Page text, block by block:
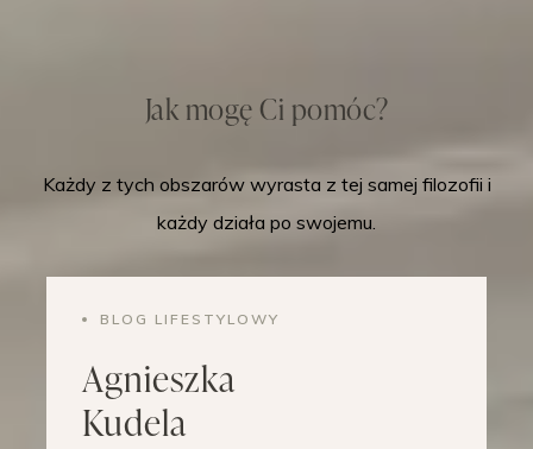
Jak mogę Ci pomóc?
Każdy z tych obszarów wyrasta z tej samej filozofii i
każdy działa po swojemu.
BLOG LIFESTYLOWY
Agnieszka
Kudela